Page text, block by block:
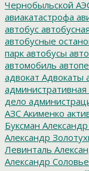
Чернобыльской
авиакатастрофа
автобус
автобусные
парк автобусы
автомобиль
адвокат Адвокаты
административная
дело
АЗС Акименко
Буксман
Александр
Левинталь
Александр